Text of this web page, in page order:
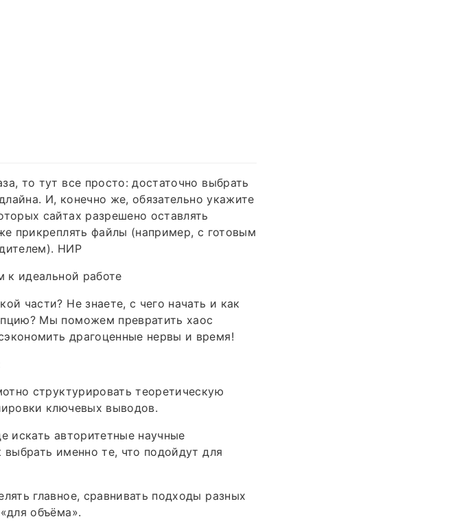
то тут все просто: достаточно выбрать
И, конечно же, обязательно укажите
сайтах разрешено оставлять
прикреплять файлы (например, с готовым
НИР
к идеальной работе
части? Не знаете, с чего начать и как
Мы поможем превратить хаос
драгоценные нервы и время!
структурировать теоретическую
ключевых выводов.
искать авторитетные научные
именно те, что подойдут для
главное, сравнивать подходы разных
объёма».